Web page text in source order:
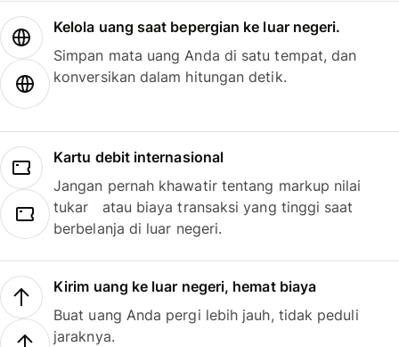
Kelola uang saat bepergian ke luar negeri.
Simpan mata uang Anda di satu tempat, dan
konversikan dalam hitungan detik.
Kartu debit internasional
Jangan pernah khawatir tentang markup nilai
tukar atau biaya transaksi yang tinggi saat
berbelanja di luar negeri.
Kirim uang ke luar negeri, hemat biaya
Buat uang Anda pergi lebih jauh, tidak peduli
jaraknya.